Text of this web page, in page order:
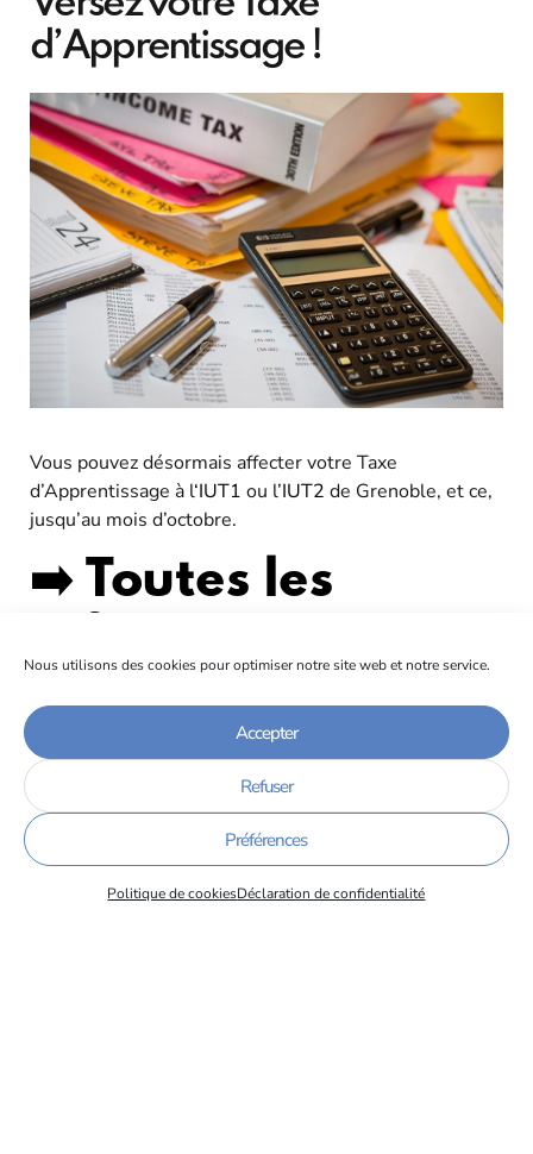
Nous utilisons des cookies pour optimiser notre site web et notre service.
Accepter
Refuser
Préférences
Politique de cookiesDéclaration de confidentialité
d’Apprentissage !
Vous pouvez désormais affecter votre Taxe
d’Apprentissage à l‘IUT1 ou l’IUT2 de Grenoble, et ce,
jusqu’au mois d’octobre.
➡️ Toutes les